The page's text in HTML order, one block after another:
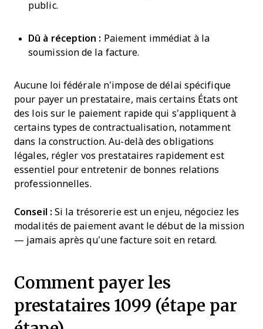
public.
Dû à réception : Paiement immédiat à la
soumission de la facture.
Aucune loi fédérale n’impose de délai spécifique
pour payer un prestataire, mais certains États ont
des lois sur le paiement rapide qui s’appliquent à
certains types de contractualisation, notamment
dans la construction. Au-delà des obligations
légales, régler vos prestataires rapidement est
essentiel pour entretenir de bonnes relations
professionnelles.
Conseil : Si la trésorerie est un enjeu, négociez les
modalités de paiement avant le début de la mission
— jamais après qu’une facture soit en retard.
Comment payer les
prestataires 1099 (étape par